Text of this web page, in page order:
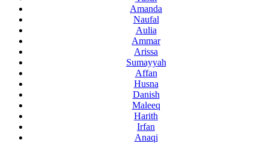
Amanda
Naufal
Aulia
Ammar
Arissa
Sumayyah
Affan
Husna
Danish
Maleeq
Harith
Irfan
Anaqi